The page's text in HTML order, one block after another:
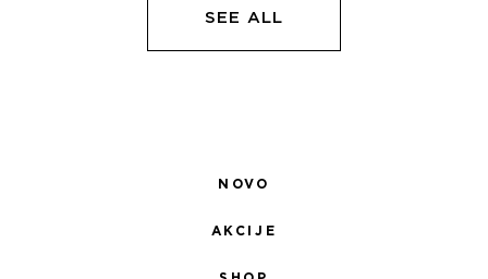
SEE ALL
NOVO
AKCIJE